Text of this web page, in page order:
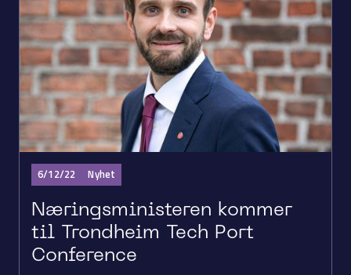
6/12/22 Nyhet
Næringsministeren kommer
til Trondheim Tech Port
Conference